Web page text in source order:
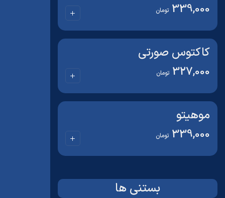
339,000 تومان
کاکتوس صورتی
327,000 تومان
موهیتو
339,000 تومان
بستنی ها